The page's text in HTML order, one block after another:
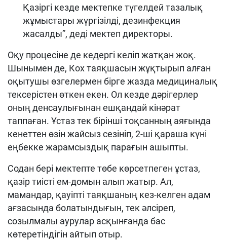
Қазіргі кезде мектепке түгелдей тазалық
жұмыстары жүргізілді, дезинфекция
жасалды”, деді мектеп директоры.
Оқу процесіне де кедергі келіп жатқан жоқ.
Шынымен де, Кох таяқшасын жұқтырып алған
оқытушы өзгелермен бірге жазда медициналық
тексерістен өткен екен. Ол кезде дәрігерлер
оның денсаулығынан ешқандай кінәрат
таппаған. Ұстаз тек бірінші тоқсанның аяғында
кенеттен өзін жайсыз сезініп, 2-ші қараша күні
еңбекке жарамсыздық парағын ашыпты.
Содан бері мектепте төбе көрсетпеген ұстаз,
қазір тиісті ем-домын алып жатыр. Ал,
мамандар, қауіпті таяқшаның кез-келген адам
ағзасында болатындығын, тек әлсіреп,
созылмалы аурулар асқынғанда бас
көтеретіндігін айтып отыр.